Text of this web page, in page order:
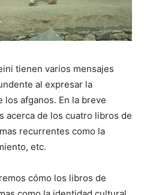
tienen varios mensajes
al expresar la
afganos. En la breve
acerca de los cuatro libros de
recurrentes como la
etc.
cómo los libros de